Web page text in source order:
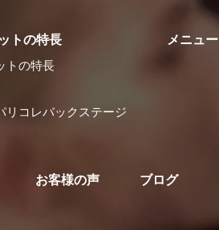
トの特長
トの特長
リコレバックステージ
メニュー
お客様の声 ブログ